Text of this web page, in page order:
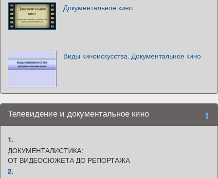
Документальное кино
Виды киноискусства. Документальное кино
Телевидение и документальное кино
1.
ДОКУМЕНТАЛИСТИКА:
ОТ ВИДЕОСЮЖЕТА ДО РЕПОРТАЖА
2.